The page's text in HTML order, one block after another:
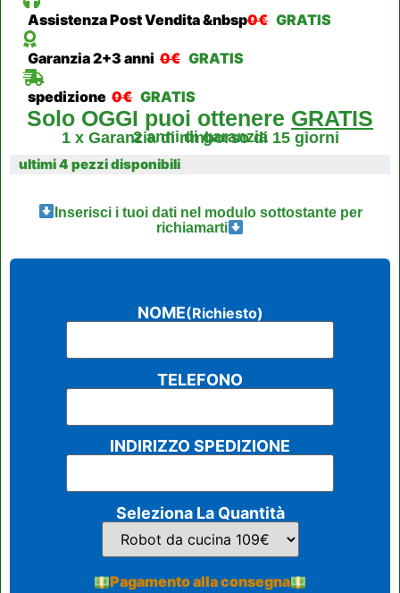
Assistenza Post Vendita &nbsp0€ GRATIS
Garanzia 2+3 anni 0€ GRATIS
spedizione 0€ GRATIS
Solo OGGI puoi ottenere GRATIS
1 x Garanzia di rimborso di 15 giorni
2 anni di garanzia
ultimi 4 pezzi disponibili
Inserisci i tuoi dati nel modulo sottostante per
richiamarti
NOME(Richiesto)
TELEFONO
INDIRIZZO SPEDIZIONE
Seleziona La Quantità
Pagamento alla consegna